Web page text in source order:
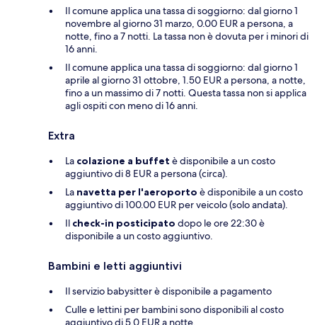
Il comune applica una tassa di soggiorno: dal giorno 1
novembre al giorno 31 marzo, 0.00 EUR a persona, a
notte, fino a 7 notti. La tassa non è dovuta per i minori di
16 anni.
Il comune applica una tassa di soggiorno: dal giorno 1
aprile al giorno 31 ottobre, 1.50 EUR a persona, a notte,
fino a un massimo di 7 notti. Questa tassa non si applica
agli ospiti con meno di 16 anni.
Extra
La colazione a buffet è disponibile a un costo
aggiuntivo di 8 EUR a persona (circa).
La navetta per l'aeroporto è disponibile a un costo
aggiuntivo di 100.00 EUR per veicolo (solo andata).
Il check-in posticipato dopo le ore 22:30 è
disponibile a un costo aggiuntivo.
Bambini e letti aggiuntivi
Il servizio babysitter è disponibile a pagamento
Culle e lettini per bambini sono disponibili al costo
aggiuntivo di 5.0 EUR a notte.